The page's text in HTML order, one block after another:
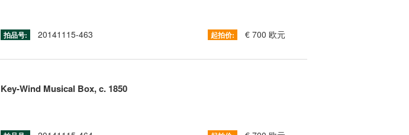
拍品号: 20141115-463 起拍价: € 700 欧元
Key-Wind Musical Box, c. 1850